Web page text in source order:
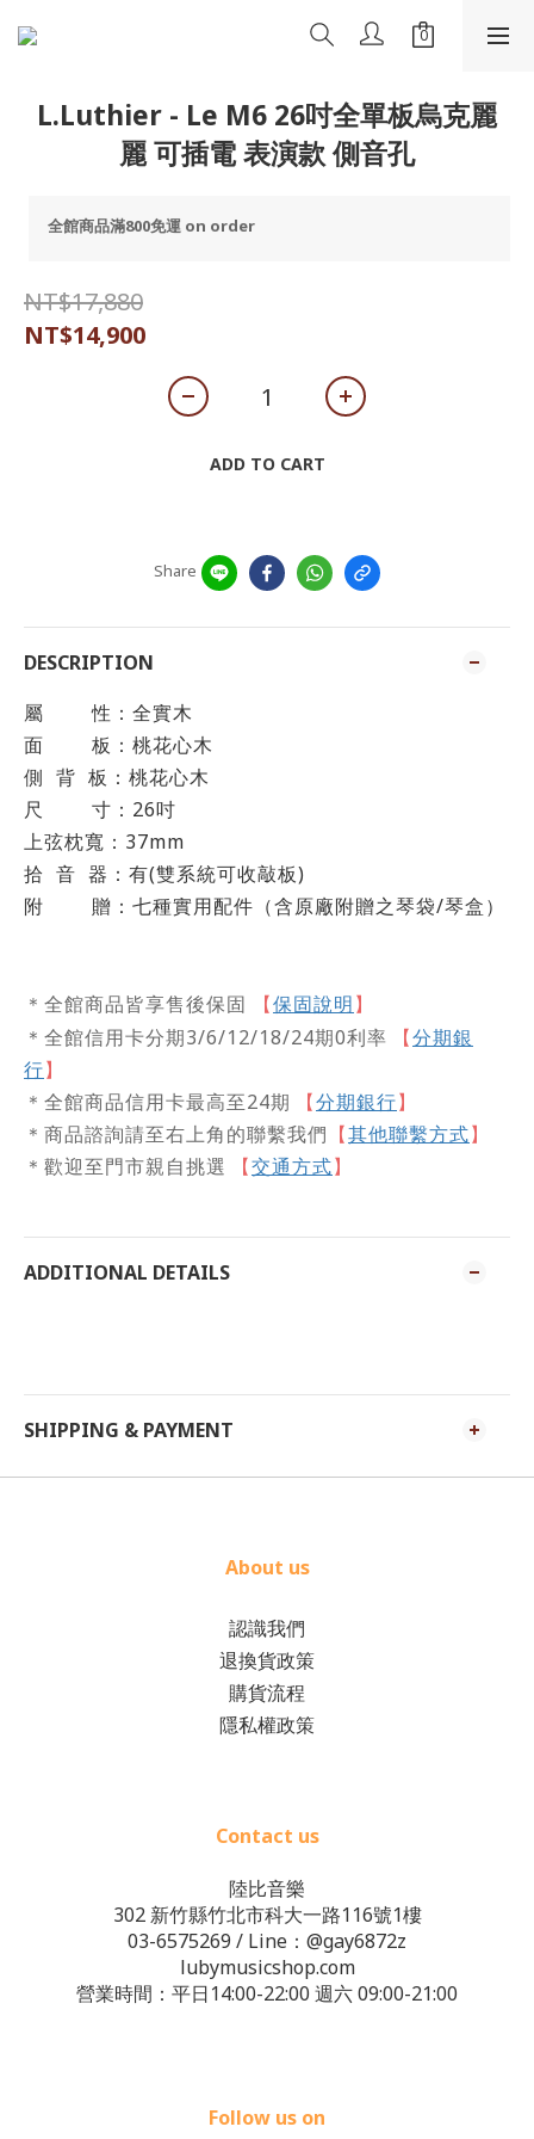
L.Luthier - Le M6 26吋全單板烏克麗
麗 可插電 表演款 側音孔
全館商品滿800免運 on order
NT$17,880
NT$14,900
ADD TO CART
Share
DESCRIPTION
屬
性：全實木
面
板：桃花心木
側 背 板： 桃花心木
尺
寸：26吋
上弦枕寬：37mm
拾 音 器：有(雙系統可收敲板)
附
贈： 七種實用配件（含原廠附贈之琴袋/琴盒）
＊全館商品皆享售後保固 【 保固說明】
＊全館信用卡分期3/6/12/18/24期0利率
【分期銀
行】
＊全館商品信用卡最高至24期
【分期銀行】
＊商品諮詢請至右上角的聯繫我們 【其他聯繫方式】
＊歡迎至門市親自挑選
【 交通方式 】
ADDITIONAL DETAILS
SHIPPING & PAYMENT
About us
認識我們
退換貨政策
購貨流程
隱私權政策
Contact us
陸比音樂
302 新竹縣竹北市科大一路116號1樓
03-6575269 / Line： @gay6872z
lubymusicshop.com
營業時間：平日14:00-22:00 週六 09:00-21:00
Follow us on